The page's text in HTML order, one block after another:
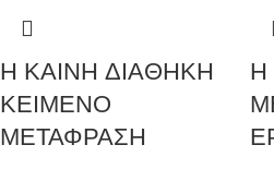
Η ΚΑΙΝΗ ΔΙΑΘΗΚΗ
ΚΕΙΜΕΝΟ
ΜΕΤΑΦΡΑΣΗ
Η